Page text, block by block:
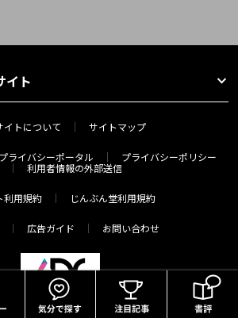
イト
イトについて サイトマップ
プライバシーポータル
プライバシーポリシー
利用者情報の外部送信
利用規約 じんぶん堂利用規約
広告ガイド お問い合わせ